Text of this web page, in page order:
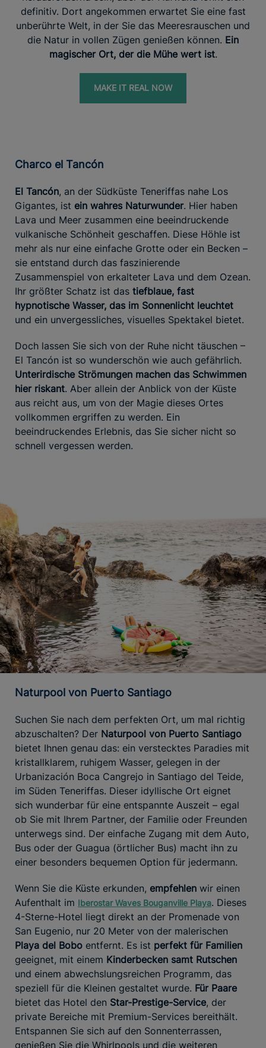
definitiv. Dort angekommen erwartet Sie eine fast
unberührte Welt, in der Sie das Meeresrauschen und
die Natur in vollen Zügen genießen können. Ein
magischer Ort, der die Mühe wert ist.
MAKE IT REAL NOW
Charco el Tancón
El Tancón, an der Südküste Teneriffas nahe Los
Gigantes, ist ein wahres Naturwunder. Hier haben
Lava und Meer zusammen eine beeindruckende
vulkanische Schönheit geschaffen. Diese Höhle ist
mehr als nur eine einfache Grotte oder ein Becken –
sie entstand durch das faszinierende
Zusammenspiel von erkalteter Lava und dem Ozean.
Ihr größter Schatz ist das tiefblaue, fast
hypnotische Wasser, das im Sonnenlicht leuchtet
und ein unvergessliches, visuelles Spektakel bietet.
Doch lassen Sie sich von der Ruhe nicht täuschen –
El Tancón ist so wunderschön wie auch gefährlich.
Unterirdische Strömungen machen das Schwimmen
hier riskant. Aber allein der Anblick von der Küste
aus reicht aus, um von der Magie dieses Ortes
vollkommen ergriffen zu werden. Ein
beeindruckendes Erlebnis, das Sie sicher nicht so
schnell vergessen werden.
Naturpool von Puerto Santiago
Suchen Sie nach dem perfekten Ort, um mal richtig
abzuschalten? Der Naturpool von Puerto Santiago
bietet Ihnen genau das: ein verstecktes Paradies mit
kristallklarem, ruhigem Wasser, gelegen in der
Urbanización Boca Cangrejo in Santiago del Teide,
im Süden Teneriffas. Dieser idyllische Ort eignet
sich wunderbar für eine entspannte Auszeit – egal
ob Sie mit Ihrem Partner, der Familie oder Freunden
unterwegs sind. Der einfache Zugang mit dem Auto,
Bus oder der Guagua (örtlicher Bus) macht ihn zu
einer besonders bequemen Option für jedermann.
Wenn Sie die Küste erkunden, empfehlen wir einen
Aufenthalt im Iberostar Waves Bouganville Playa. Dieses
4-Sterne-Hotel liegt direkt an der Promenade von
San Eugenio, nur 20 Meter von der malerischen
Playa del Bobo entfernt. Es ist perfekt für Familien
geeignet, mit einem Kinderbecken samt Rutschen
und einem abwechslungsreichen Programm, das
speziell für die Kleinen gestaltet wurde. Für Paare
bietet das Hotel den Star-Prestige-Service, der
private Bereiche mit Premium-Services bereithält.
Entspannen Sie sich auf den Sonnenterrassen,
genießen Sie die Whirlpools und die weiteren